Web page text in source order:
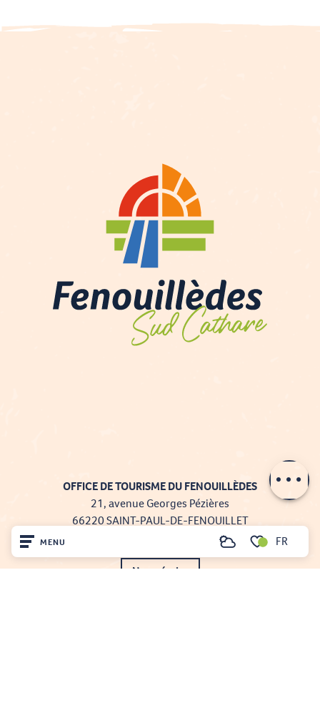
MENU
Voir les favoris
RechercheFR
OFFICE DE TOURISME DU FENOUILLÈDES
21, avenue Georges Pézières
66220 SAINT-PAUL-DE-FENOUILLET
Nous écrire